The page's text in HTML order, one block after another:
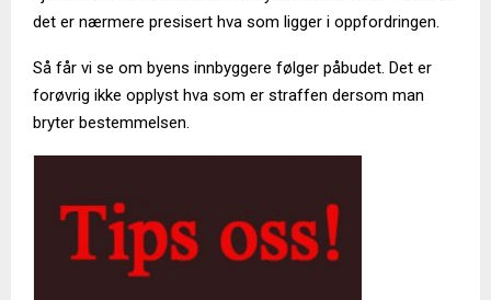
det er nærmere presisert hva som ligger i oppfordringen.
Så får vi se om byens innbyggere følger påbudet. Det er
forøvrig ikke opplyst hva som er straffen dersom man
bryter bestemmelsen.